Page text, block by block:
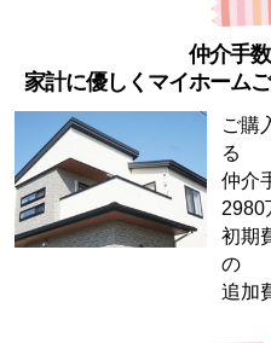
仲介手
家計に優しくマイホーム
ご購
る
仲介
2980
初期
の
追加